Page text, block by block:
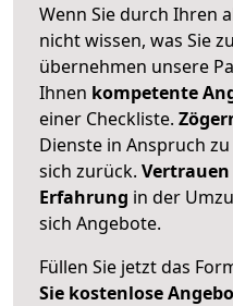
Wenn Sie durch Ihren
nicht wissen, was Sie
übernehmen unsere
Ihnen kompetente
einer Checkliste.
Dienste in Anspruch
sich zurück. Vertrauen
Erfahrung in der
sich Angebote.
Füllen Sie jetzt das
Sie kostenlose